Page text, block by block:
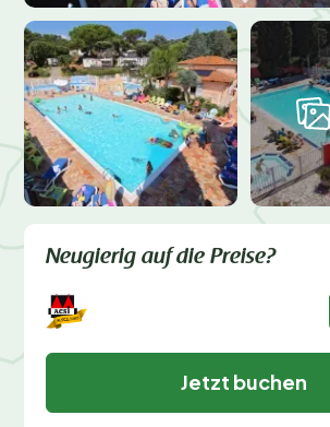
Neugierig auf die Preise?
Jetzt buchen